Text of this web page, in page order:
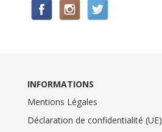
INFORMATIONS
Mentions Légales
Déclaration de confidentialité (UE)